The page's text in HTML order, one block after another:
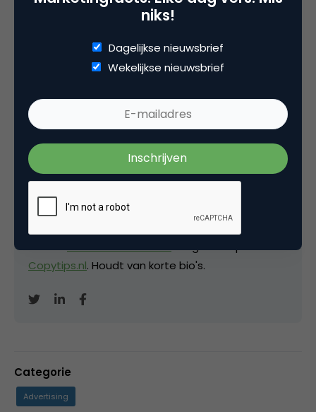
Deel dit artikel
Kopieer link
David Brinks
Copytips.nl. Houdt van korte bio's.
Categorie
Advertising
niks!
Dagelijkse nieuwsbrief
Wekelijkse nieuwsbrief